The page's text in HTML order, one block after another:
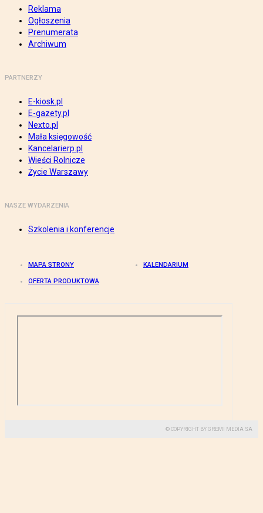
Reklama
Ogłoszenia
Prenumerata
Archiwum
PARTNERZY
E-kiosk.pl
E-gazety.pl
Nexto.pl
Mała księgowość
Kancelarierp.pl
Wieści Rolnicze
Życie Warszawy
NASZE WYDARZENIA
Szkolenia i konferencje
MAPA STRONY KALENDARIUM
OFERTA PRODUKTOWA
© COPYRIGHT BY GREMI MEDIA SA